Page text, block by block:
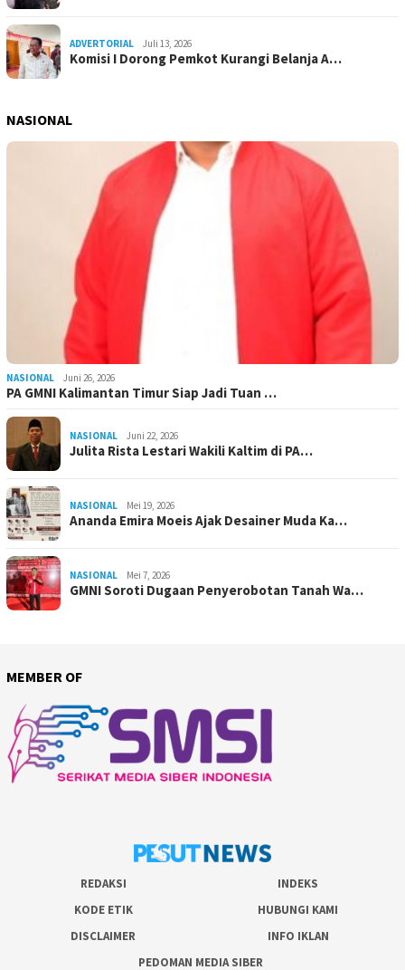
ADVERTORIAL Juli 13, 2026
Komisi I Dorong Pemkot Kurangi Belanja A…
NASIONAL
NASIONAL Juni 26, 2026
PA GMNI Kalimantan Timur Siap Jadi Tuan …
NASIONAL Juni 22, 2026
Julita Rista Lestari Wakili Kaltim di PA…
NASIONAL Mei 19, 2026
Ananda Emira Moeis Ajak Desainer Muda Ka…
NASIONAL Mei 7, 2026
GMNI Soroti Dugaan Penyerobotan Tanah Wa…
MEMBER OF
REDAKSI
INDEKS
KODE ETIK
HUBUNGI KAMI
DISCLAIMER
INFO IKLAN
PEDOMAN MEDIA SIBER